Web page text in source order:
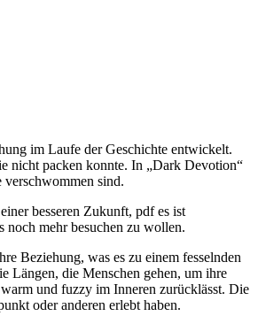
im Laufe der Geschichte entwickelt.
nicht packen konnte. In „Dark Devotion“
sind.
besseren Zukunft, pdf es ist
noch mehr besuchen zu wollen.
Beziehung, was es zu einem fesselnden
Längen, die Menschen gehen, um ihre
und fuzzy im Inneren zurücklässt. Die
oder anderen erlebt haben.